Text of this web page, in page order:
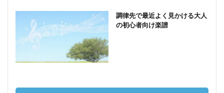
調律先で最近よく見かける大人
の初心者向け楽譜